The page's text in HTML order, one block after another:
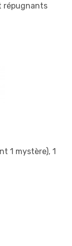
répugnants
1 mystère), 1